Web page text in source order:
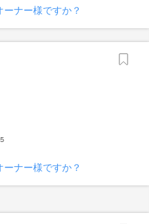
ナー様ですか？
ナー様ですか？